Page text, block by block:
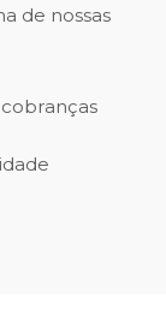
de nossas